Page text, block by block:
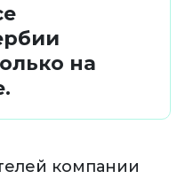
на
компании